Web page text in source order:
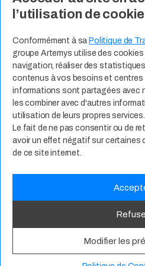
l’utilisation de
Conformément à sa Politique de
groupe Artemys utilise des
navigation, réaliser des
contenus à vos besoins et centres
informations sont partagées avec
les combiner avec d'autres
utilisation de leurs propres services.
Le fait de ne pas consentir ou de
avoir un effet négatif sur
de ce site internet.
Modifier les
Contact
Espace Talents
Candidature
Politique de Confidentialité CGU